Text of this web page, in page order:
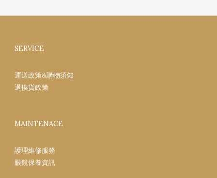
SERVICE
運送政策&購物須知
退換貨政策
MAINTENACE
護理維修服務
眼鏡保養資訊